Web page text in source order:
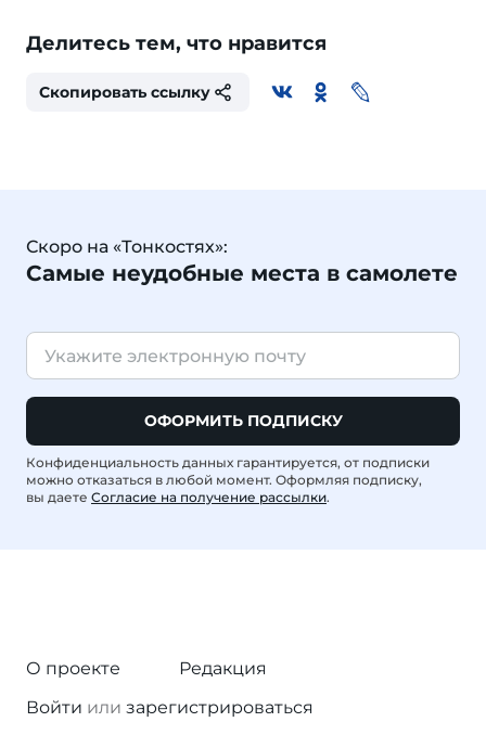
Делитесь тем, что нравится
Скопировать ссылку
Скоро на «Тонкостях»:
Самые неудобные места в самолете
ОФОРМИТЬ ПОДПИСКУ
Конфиденциальность данных гарантируется, от подписки
можно отказаться в любой момент. Оформляя подписку,
вы даете Согласие на получение рассылки.
О проекте
Редакция
Войти или зарегистрироваться